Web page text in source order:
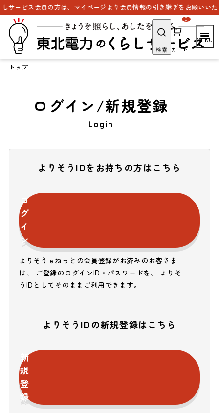
ービス会員の方は、マイページより会員情報の引き継ぎをお願いいたし
検索 カート
0
トップ
ログイン/新規登録
Login
よりそうIDをお持ちの方はこちら
ロ
グ
イ
ン
よりそうｅねっとの会員登録がお済みのお客さま
は、 ご登録のログインID・パスワードを、 よりそ
うIDとしてそのままご利用できます。
よりそうIDの新規登録はこちら
新
規
登
録